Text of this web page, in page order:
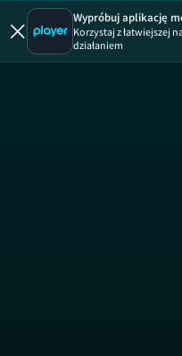
Wypróbuj aplikację
Korzystaj z łatwiejszej
działaniem